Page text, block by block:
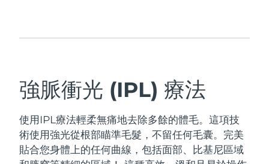
強脈衝光 (IPL) 療法
使用IPL療法輕柔無痛地去除多餘的體毛。這項技
術使用強光從根部瞄準毛髮，不留任何毛囊。完美
貼合您身體上的任何曲線，包括面部、比基尼區域